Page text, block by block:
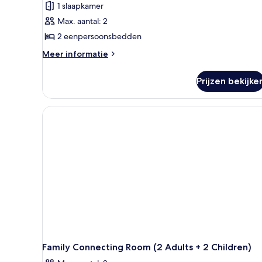
1 slaapkamer
Max. aantal: 2
2 eenpersoonsbedden
Meer informatie
Meer
Prijzen
Family Connecting Room (2 Adults + 2 Children)